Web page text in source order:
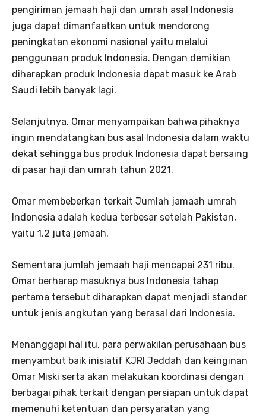
pengiriman jemaah haji dan umrah asal Indonesia
juga dapat dimanfaatkan untuk mendorong
peningkatan ekonomi nasional yaitu melalui
penggunaan produk Indonesia. Dengan demikian
diharapkan produk Indonesia dapat masuk ke Arab
Saudi lebih banyak lagi.
Selanjutnya, Omar menyampaikan bahwa pihaknya
ingin mendatangkan bus asal Indonesia dalam waktu
dekat sehingga bus produk Indonesia dapat bersaing
di pasar haji dan umrah tahun 2021.
Omar membeberkan terkait Jumlah jamaah umrah
Indonesia adalah kedua terbesar setelah Pakistan,
yaitu 1,2 juta jemaah.
Sementara jumlah jemaah haji mencapai 231 ribu.
Omar berharap masuknya bus Indonesia tahap
pertama tersebut diharapkan dapat menjadi standar
untuk jenis angkutan yang berasal dari Indonesia.
Menanggapi hal itu, para perwakilan perusahaan bus
menyambut baik inisiatif KJRI Jeddah dan keinginan
Omar Miski serta akan melakukan koordinasi dengan
berbagai pihak terkait dengan persiapan untuk dapat
memenuhi ketentuan dan persyaratan yang